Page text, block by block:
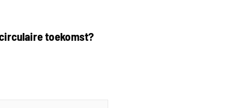
toekomst?